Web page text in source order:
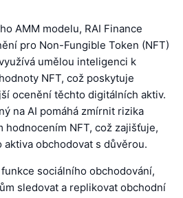
AMM modelu, RAI Finance
pro Non-Fungible Token (NFT)
umělou inteligenci k
NFT, což poskytuje
ocenění těchto digitálních aktiv.
na AI pomáhá zmírnit rizika
hodnocením NFT, což zajišťuje,
obchodovat s důvěrou.
sociálního obchodování,
sledovat a replikovat obchodní